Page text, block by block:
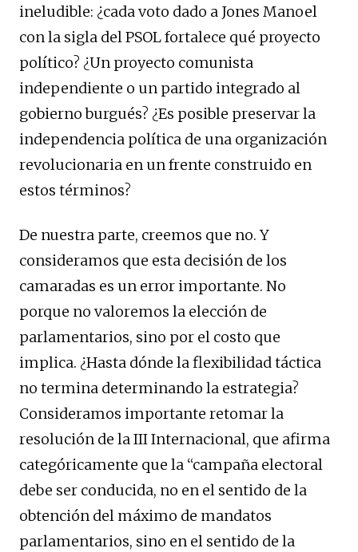
ineludible: ¿cada voto dado a Jones Manoel
con la sigla del PSOL fortalece qué proyecto
político? ¿Un proyecto comunista
independiente o un partido integrado al
gobierno burgués? ¿Es posible preservar la
independencia política de una organización
revolucionaria en un frente construido en
estos términos?
De nuestra parte, creemos que no. Y
consideramos que esta decisión de los
camaradas es un error importante. No
porque no valoremos la elección de
parlamentarios, sino por el costo que
implica. ¿Hasta dónde la flexibilidad táctica
no termina determinando la estrategia?
Consideramos importante retomar la
resolución de la III Internacional, que afirma
categóricamente que la “campaña electoral
debe ser conducida, no en el sentido de la
obtención del máximo de mandatos
parlamentarios, sino en el sentido de la